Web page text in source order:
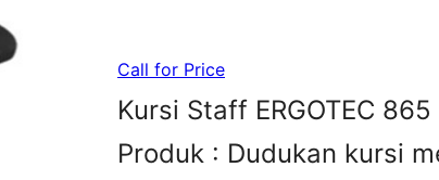
Call for Price
Kursi Staff ERGOTEC
Produk : Dudukan kursi